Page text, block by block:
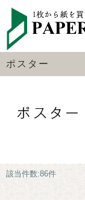
ポスター
該当件数:86件